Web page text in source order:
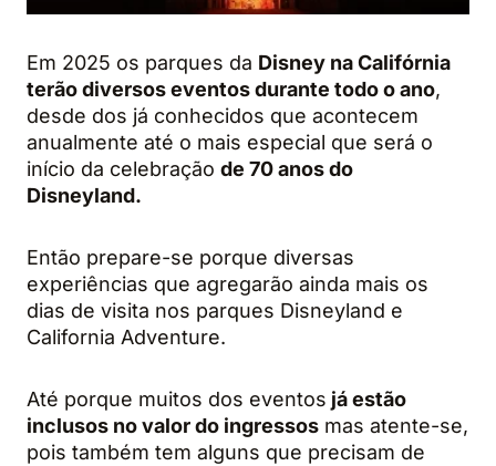
Em 2025 os parques da Disney na Califórnia
terão diversos eventos durante todo o ano,
desde dos já conhecidos que acontecem
anualmente até o mais especial que será o
início da celebração de 70 anos do
Disneyland.
Então prepare-se porque diversas
experiências que agregarão ainda mais os
dias de visita nos parques Disneyland e
California Adventure.
Até porque muitos dos eventos já estão
inclusos no valor do ingressos mas atente-se,
pois também tem alguns que precisam de